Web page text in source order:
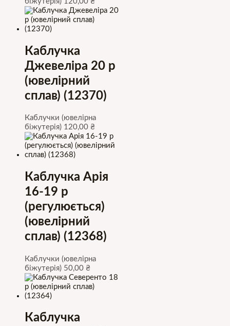
Каблучка
Джевеліра 20 р
(ювелірний
сплав) (12370)
Каблучки (ювелірна
біжутерія) 120,00 ₴
Каблучка Арія
16-19 р
(регулюється)
(ювелірний
сплав) (12368)
Каблучки (ювелірна
біжутерія) 50,00 ₴
Каблучка